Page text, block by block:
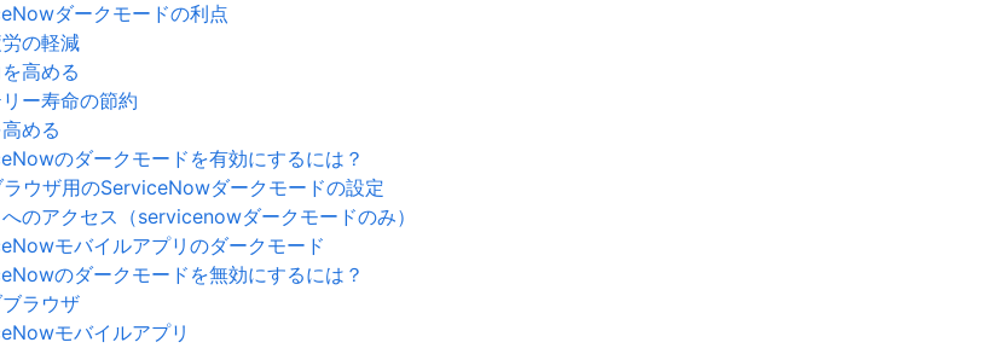
ダークモードの利点
の軽減
高める
ー寿命の節約
める
のダークモードを有効にするには？
ウザ用のServiceNowダークモードの設定
のアクセス（servicenowダークモードのみ）
モバイルアプリのダークモード
のダークモードを無効にするには？
ラウザ
モバイルアプリ